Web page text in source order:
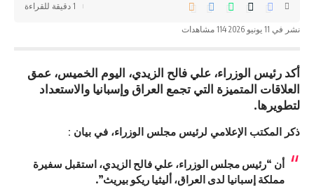
نشر في 11 يونيو 2026 114 مشاهدات
1 دقيقة للقراءة
أكد رئيس الوزراء، علي فالح الزيدي، اليوم الخميس، عمق
العلاقات المتميزة التي تجمع العراق وإسبانيا والاستعداد
لتطويرها.
ذكر المكتب الإعلامي لرئيس مجلس الوزراء، في بيان :
أن “رئيس مجلس الوزراء، علي فالح الزيدي، استقبل سفيرة
مملكة إسبانيا لدى العراق، أليثيا ريكو بيريث”.